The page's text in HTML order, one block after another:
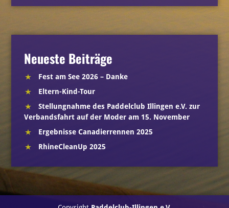
Neueste Beiträge
Fest am See 2026 – Danke
Eltern-Kind-Tour
Stellungnahme des Paddelclub Illingen e.V. zur
Verbandsfahrt auf der Moder am 15. November
Ergebnisse Canadierrennen 2025
RhineCleanUp 2025